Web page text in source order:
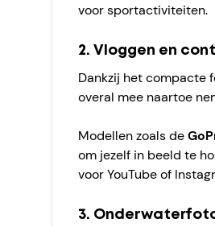
voor sportactiviteiten.
2. Vloggen en
Dankzij het compacte
overal mee naartoe
Modellen zoals de
om jezelf in beeld te
voor YouTube of
3.